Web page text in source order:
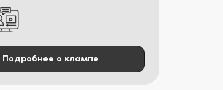
Подробнее о клампе